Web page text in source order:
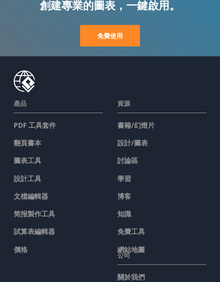
創建專業的圖表，一鍵啟用。
免費使用
產品
PDF 工具套件
翻頁書本
圖表工具
設計工具
文檔編輯器
简报製作工具
試算表編輯器
價格
資源
書籍/幻燈片
設計/圖表
討論區
學習
博客
知識
免費工具
網站地圖
公司
關於我們